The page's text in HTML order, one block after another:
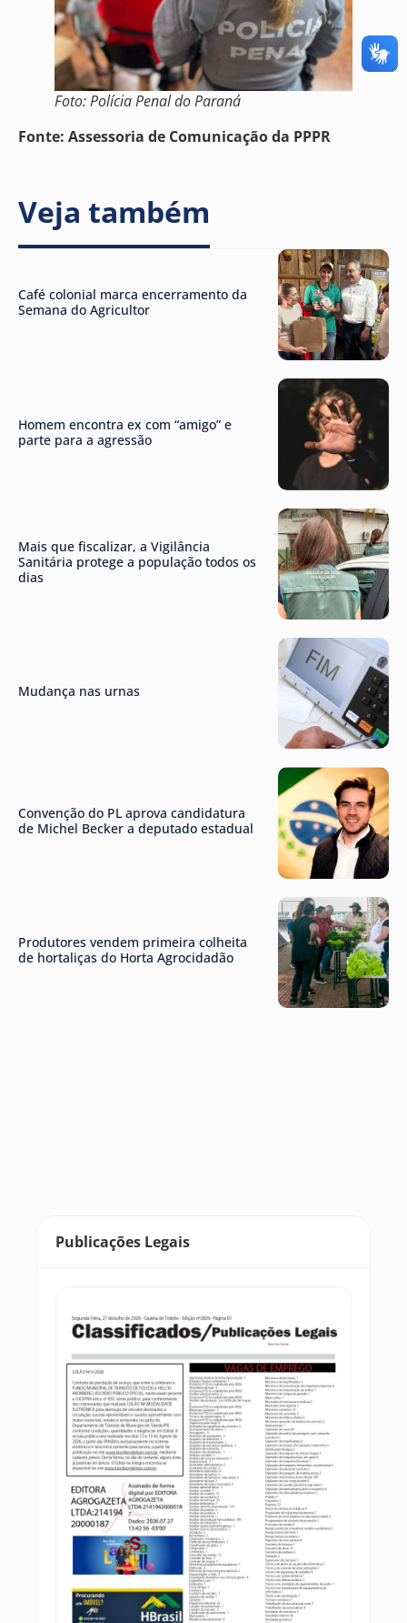
Foto: Polícia Penal do Paraná
Fonte: Assessoria de Comunicação da PPPR
Veja também
Café colonial marca encerramento da
Semana do Agricultor
Homem encontra ex com “amigo” e
parte para a agressão
Mais que fiscalizar, a Vigilância
Sanitária protege a população todos os
dias
Mudança nas urnas
Convenção do PL aprova candidatura
de Michel Becker a deputado estadual
Produtores vendem primeira colheita
de hortaliças do Horta Agrocidadão
Publicações Legais